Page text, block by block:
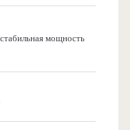
мощность